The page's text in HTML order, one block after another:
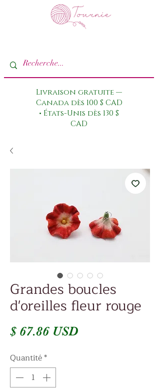
Livraison gratuite —
Canada dès 100 $ CAD
• États-Unis dès 130 $
CAD
Grandes boucles
d'oreilles fleur rouge
$ 67.86 USDPrix
Quantité*